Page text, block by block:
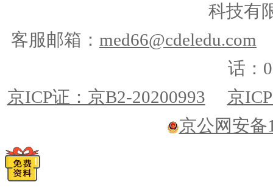
科技有
客服邮箱： med66@cdeledu.com
话：
京ICP证：京B2-20200993
京
京公网安备